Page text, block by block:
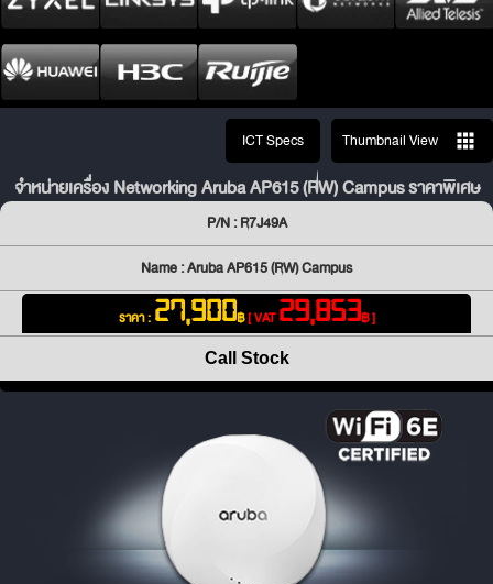
ICT Specs Thumbnail View
จำหน่ายเครื่อง Networking Aruba AP615 (RW) Campus ราคาพิเศษ
P/N : R7J49A
Name : Aruba AP615 (RW) Campus
ราคา : 27,900฿[ VAT29,853฿ ]
Call Stock